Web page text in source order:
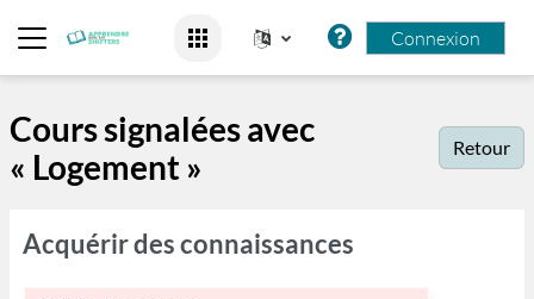
Connexion
Cours signalées avec
« Logement »
Retour
Acquérir des connaissances